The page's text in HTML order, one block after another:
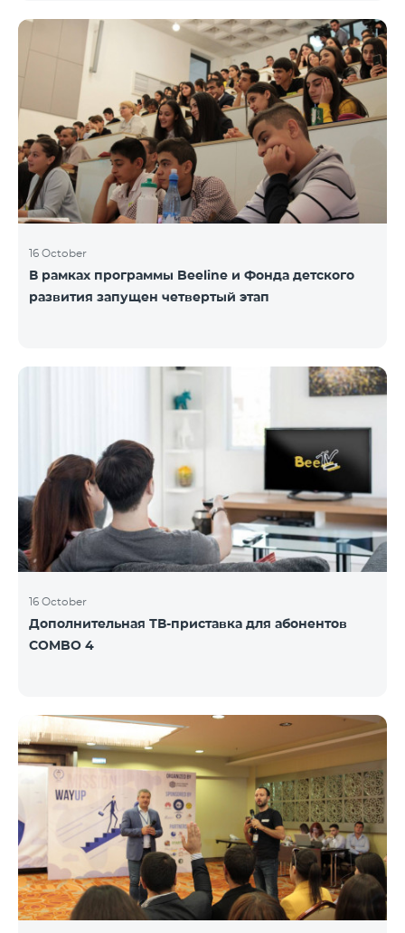
16 October
В рамках программы Beeline и Фонда детского
развития запущен четвертый этап
16 October
Дополнительная ТВ-приставка для абонентов
COMBO 4